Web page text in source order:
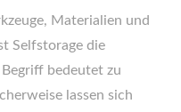
Materialien und
Selfstorage die
bedeutet zu
lassen sich